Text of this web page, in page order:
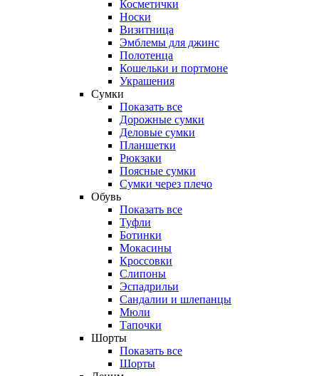
Косметички
Носки
Визитница
Эмблемы для джинс
Полотенца
Кошельки и портмоне
Украшения
Сумки
Показать все
Дорожные сумки
Деловые сумки
Планшетки
Рюкзаки
Поясные сумки
Сумки через плечо
Обувь
Показать все
Туфли
Ботинки
Мокасины
Кроссовки
Слипоны
Эспадрильи
Сандалии и шлепанцы
Мюли
Тапочки
Шорты
Показать все
Шорты